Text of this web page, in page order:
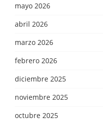
mayo 2026
abril 2026
marzo 2026
febrero 2026
diciembre 2025
noviembre 2025
octubre 2025